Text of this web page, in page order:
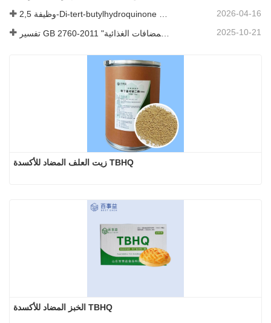
وظيفة 2,5-Di-tert-butylhydroquinone (DTBHQ) في البوليمرات عالية الجزيئية 2026-04-16
2025-10-21
زيت العلف المضاد للأكسدة TBHQ
الخبز المضاد للأكسدة TBHQ